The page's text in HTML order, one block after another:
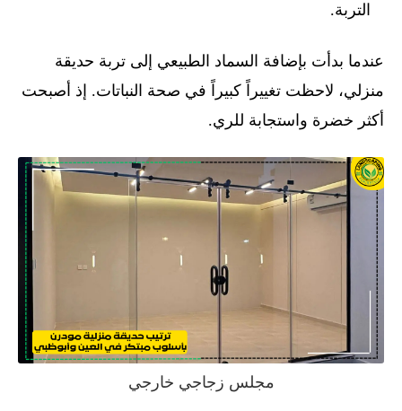
التربة.
عندما بدأت بإضافة السماد الطبيعي إلى تربة حديقة
منزلي، لاحظت تغييراً كبيراً في صحة النباتات. إذ أصبحت
أكثر خضرة واستجابة للري.
مجلس زجاجي خارجي